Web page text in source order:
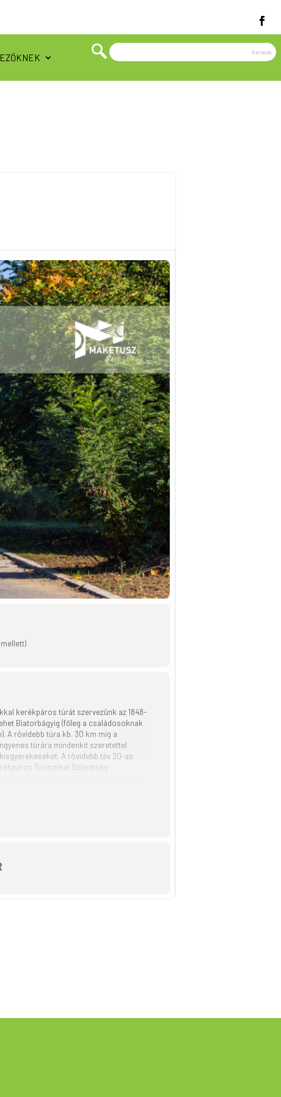
kerékpáros túrát szervezünk az 1848-
Biatorbágyig (főleg a családosoknak
A rövidebb túra kb. 30 km míg a
túrára mindenkit szeretettel
A rövidebb táv 20-as
Turisztikai Szövetség